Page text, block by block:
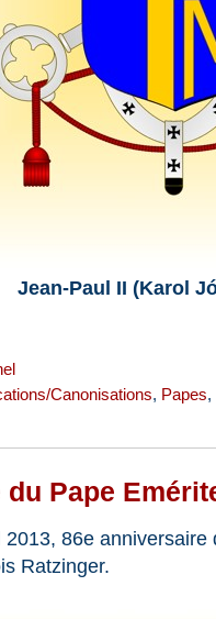
Jean-Paul II (Karol
Canonisations, Papes,
Pape
2013, 86e
Ratzinger.